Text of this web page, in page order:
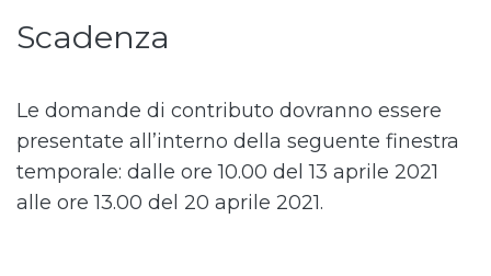
Scadenza
Le domande di contributo dovranno essere
presentate all’interno della seguente finestra
temporale: dalle ore 10.00 del 13 aprile 2021
alle ore 13.00 del 20 aprile 2021.